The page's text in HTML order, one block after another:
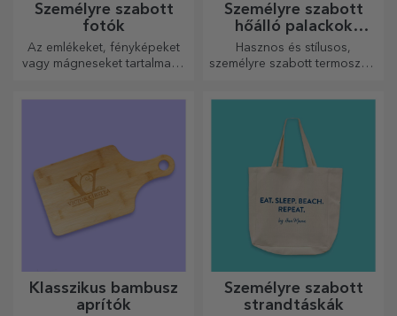
Személyre szabott
fotók
Az emlékeket, fényképeket
vagy mágneseket tartalmazó
Személyre szabott
hőálló palackok
fogantyúval
Hasznos és stílusos,
személyre szabott termoszok,
Klasszikus bambusz
aprítók
Személyre szabott
strandtáskák